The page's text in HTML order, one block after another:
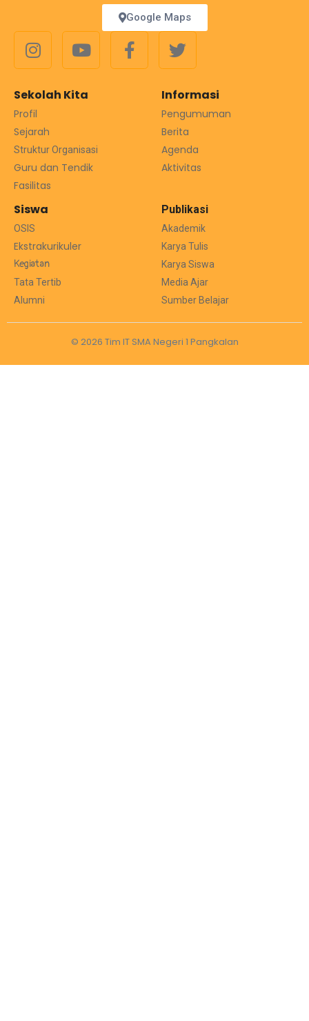
Google Maps
Sekolah Kita
Profil
Sejarah
Struktur Organisasi
Guru dan Tendik
Fasilitas
Informasi
Pengumuman
Berita
Agenda
Aktivitas
Siswa
OSIS
Ekstrakurikuler
Kegiatan
Tata Tertib
Alumni
Publikasi
Akademik
Karya Tulis
Karya Siswa
Media Ajar
Sumber Belajar
© 2026 Tim IT SMA Negeri 1 Pangkalan